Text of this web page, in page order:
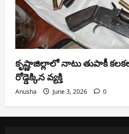
కృష్ణాజిల్లాలో నాటు తుపాకీ
రోడ్డెక్కిన వ్యక్తి
Anusha June 3, 2026 0